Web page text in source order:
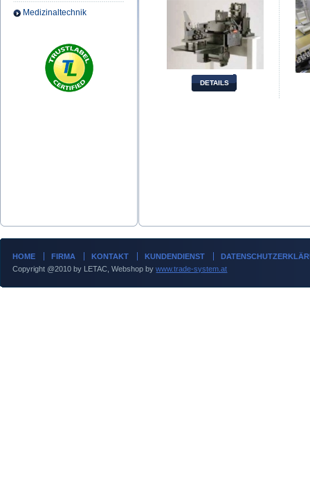
Medizinaltechnik
DETAILS
HOME FIRMA KONTAKT KUNDENDIENST
Copyright @2010 by LETAC, Webshop bywww.trade-system.at